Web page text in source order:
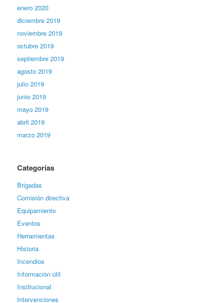
enero 2020
diciembre 2019
noviembre 2019
octubre 2019
septiembre 2019
agosto 2019
julio 2019
junio 2019
mayo 2019
abril 2019
marzo 2019
Categorías
Brigadas
Comisión directiva
Equipamiento
Eventos
Herramientas
Historia
Incendios
Información útil
Institucional
Intervenciones